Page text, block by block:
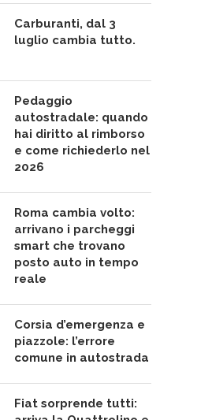
Carburanti, dal 3
luglio cambia tutto.
Pedaggio
autostradale: quando
hai diritto al rimborso
e come richiederlo nel
2026
Roma cambia volto:
arrivano i parcheggi
smart che trovano
posto auto in tempo
reale
Corsia d’emergenza e
piazzole: l’errore
comune in autostrada
Fiat sorprende tutti: